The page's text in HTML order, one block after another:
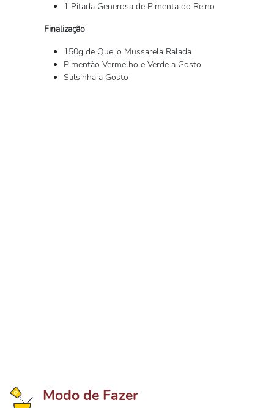
1 Pitada Generosa de Pimenta do Reino
Finalização
150g de Queijo Mussarela Ralada
Pimentão Vermelho e Verde a Gosto
Salsinha a Gosto
Modo de Fazer